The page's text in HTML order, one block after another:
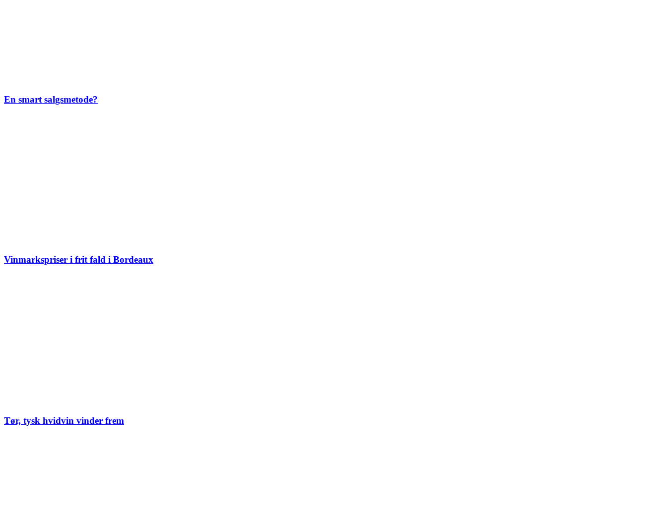
En smart salgsmetode?
Vinmarkspriser i frit fald i Bordeaux
Tør, tysk hvidvin vinder frem